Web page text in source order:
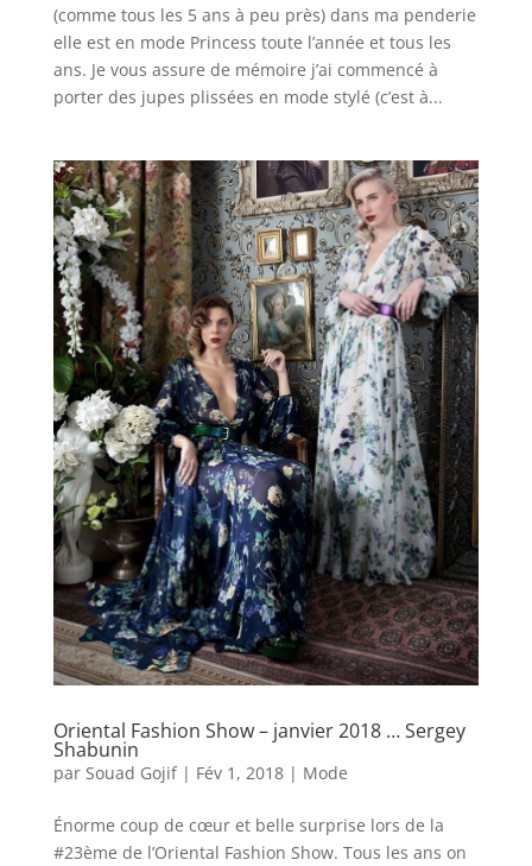
(comme tous les 5 ans à peu près) dans ma penderie
elle est en mode Princess toute l’année et tous les
ans. Je vous assure de mémoire j’ai commencé à
porter des jupes plissées en mode stylé (c’est à...
Oriental Fashion Show – janvier 2018 … Sergey
Shabunin
par Souad Gojif| Fév 1, 2018| Mode
Énorme coup de cœur et belle surprise lors de la
#23ème de l’Oriental Fashion Show. Tous les ans on